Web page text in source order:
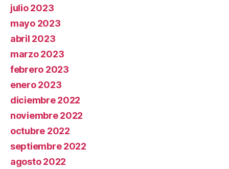
julio 2023
mayo 2023
abril 2023
marzo 2023
febrero 2023
enero 2023
diciembre 2022
noviembre 2022
octubre 2022
septiembre 2022
agosto 2022